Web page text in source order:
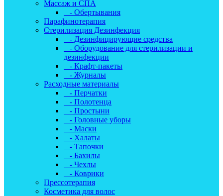
Массаж и СПА
- Обертывания
Парафинотерапия
Стерилизация Дезинфекция
- Дезинфицирующие средства
- Оборудование для стерилизации и
дезинфекции
- Крафт-пакеты
- Журналы
Расходные материалы
- Перчатки
- Полотенца
- Простыни
- Головные уборы
- Маски
- Халаты
- Тапочки
- Бахилы
- Чехлы
- Коврики
Прессотерапия
Косметика для волос